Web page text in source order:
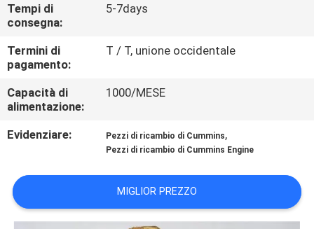
CONTATTICI
RICHIEDA
CITAZIONE
DEL
SITO
Tempi di
consegna:
5-7days
Termini di
pagamento:
T / T, unione occidentale
Capacità di
alimentazione:
1000/MESE
Evidenziare: Pezzi di ricambio di Cummins,
Pezzi di ricambio di Cummins Engine
MIGLIOR PREZZO